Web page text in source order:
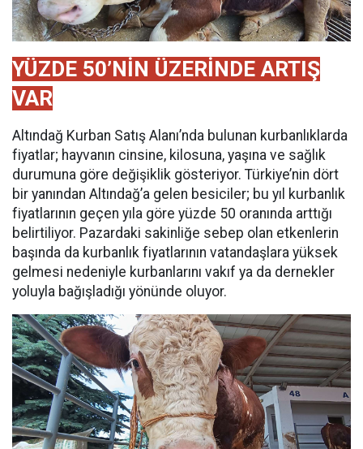
YÜZDE 50’NİN ÜZERİNDE ARTIŞ
VAR
Altındağ Kurban Satış Alanı’nda bulunan kurbanlıklarda
fiyatlar; hayvanın cinsine, kilosuna, yaşına ve sağlık
durumuna göre değişiklik gösteriyor. Türkiye’nin dört
bir yanından Altındağ’a gelen besiciler; bu yıl kurbanlık
fiyatlarının geçen yıla göre yüzde 50 oranında arttığı
belirtiliyor. Pazardaki sakinliğe sebep olan etkenlerin
başında da kurbanlık fiyatlarının vatandaşlara yüksek
gelmesi nedeniyle kurbanlarını vakıf ya da dernekler
yoluyla bağışladığı yönünde oluyor.